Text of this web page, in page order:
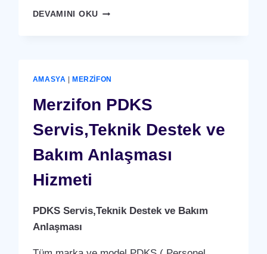
DEVAMINI OKUHAMAMÖZÜ
HIZMETI
AMASYA MERZIFON
Merzifon PDKS
Servis,Teknik Destek ve
Bakım Anlaşması
Hizmeti
PDKS Servis,Teknik Destek ve Bakım
Anlaşması